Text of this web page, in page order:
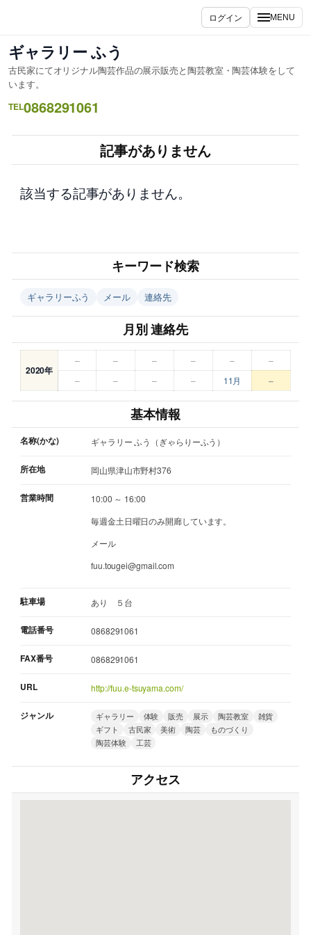
ス
キ
ッ
プ
ログイン MENU
ギャラリー ふう
古民家にてオリジナル陶芸作品の展示販売と陶芸教室・陶芸体験をして
います。
TEL0868291061
記事がありません
該当する記事がありません。
キーワード検索
ギャラリーふう メール 連絡先
月別 連絡先
2020年
– – – – –
–
–
– – – 11月 –
基本情報
名称(かな) ギャラリー ふう（ぎゃらりーふう）
所在地 岡山県津山市野村376
営業時間
10:00 ～ 16:00
毎週金土日曜日のみ開廊しています。
メール
fuu.tougei@gmail.com
駐車場 あり ５台
電話番号 0868291061
FAX番号 0868291061
URL http://fuu.e-tsuyama.com/
ジャンル ギャラリー 体験 販売 展示 陶芸教室
雑貨
ギフト
古民家 美術 陶芸
ものづくり
陶芸体験
工芸
アクセス